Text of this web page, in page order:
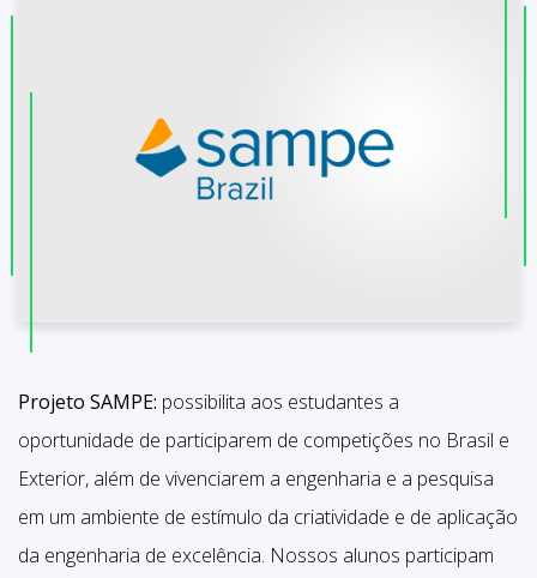
Projeto SAMPE: possibilita aos estudantes a
oportunidade de participarem de competições no Brasil e
Exterior, além de vivenciarem a engenharia e a pesquisa
em um ambiente de estímulo da criatividade e de aplicação
da engenharia de excelência. Nossos alunos participam